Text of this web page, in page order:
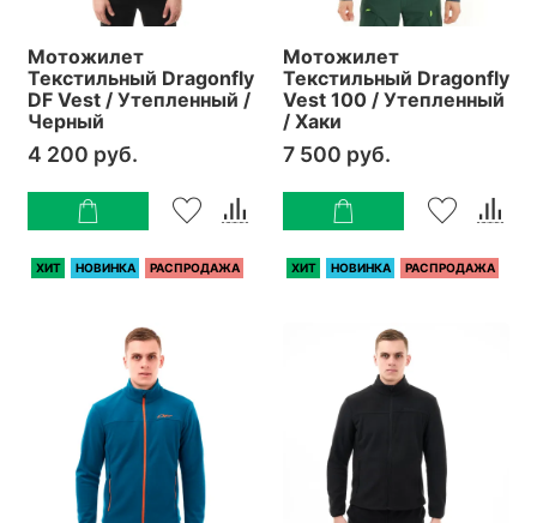
Мотожилет
Текстильный Dragonfly
DF Vest / Утепленный /
Черный
4 200 руб.
Мотожилет
Текстильный Dragonfly
Vest 100 / Утепленный
/ Хаки
7 500 руб.
ХИТ НОВИНКА РАСПРОДАЖА ХИТ НОВИНКА РАСПРОДАЖА